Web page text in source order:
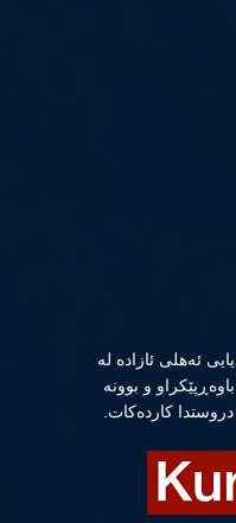
ئەهلی ئازادە لە
و بوونە
كاردەكات.